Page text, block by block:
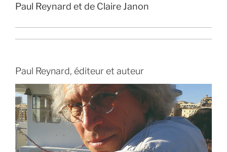
Paul Reynard et de Claire Janon
Paul Reynard, éditeur et auteur